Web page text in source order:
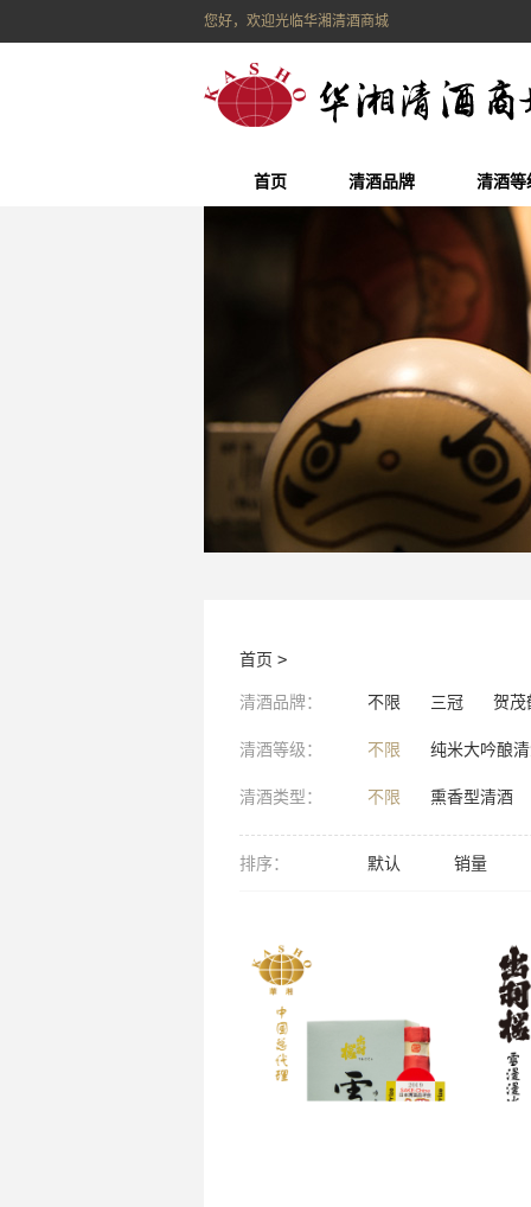
您好，欢迎光临华湘清酒商城
首页 清酒品牌 清酒等
首页 >
清酒品牌： 不限 三冠 贺茂
清酒等级： 不限 纯米大吟酿
清酒类型： 不限 熏香型清酒
排序： 默认 销量